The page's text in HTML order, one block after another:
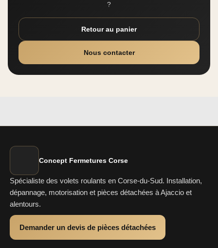
?
Retour au panier
Nous contacter
Concept Fermetures Corse
Spécialiste des volets roulants en Corse-du-Sud. Installation,
dépannage, motorisation et pièces détachées à Ajaccio et
alentours.
Demander un devis de pièces détachées